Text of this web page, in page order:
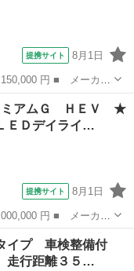
提携サイト 8月1日
ード名： プレミア
数： 5D ■ ミッ...
ミアムＧ ＨＥＶ ★
ＥＤデイライ…
提携サイト 8月1日
ード名： プレミア
イライト装備★大型
イプ 車検整備付
行距離３５…